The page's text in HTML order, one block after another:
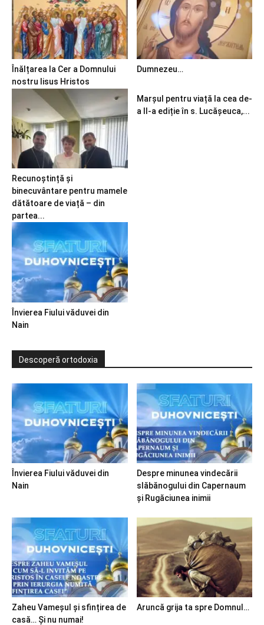
Înălțarea la Cer a Domnului
nostru Iisus Hristos
Dumnezeu…
Recunoștință și
binecuvântare pentru mamele
dătătoare de viață – din
partea...
Marșul pentru viață la cea de-
a II-a ediție în s. Lucășeuca,...
Învierea Fiului văduvei din
Nain
Descoperă ortodoxia
Învierea Fiului văduvei din
Nain
Despre minunea vindecării
slăbănogului din Capernaum
și Rugăciunea inimii
Zaheu Vameșul și sfințirea de
casă… Și nu numai!
Aruncă grija ta spre Domnul…